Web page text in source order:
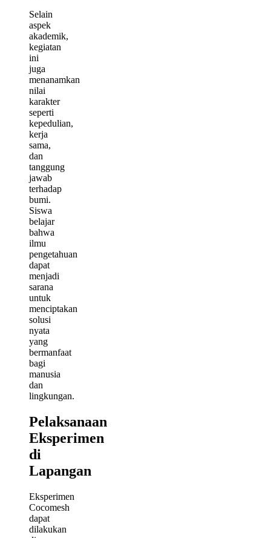
Selain
aspek
akademik,
kegiatan
ini
juga
menanamkan
nilai
karakter
seperti
kepedulian,
kerja
sama,
dan
tanggung
jawab
terhadap
bumi.
Siswa
belajar
bahwa
ilmu
pengetahuan
dapat
menjadi
sarana
untuk
menciptakan
solusi
nyata
yang
bermanfaat
bagi
manusia
dan
lingkungan.
Pelaksanaan
Eksperimen
di
Lapangan
Eksperimen
Cocomesh
dapat
dilakukan